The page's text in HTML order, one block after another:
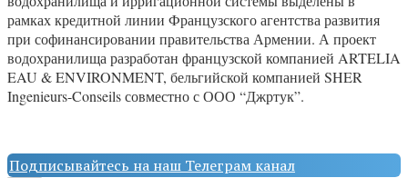
рамках кредитной линии Французского агентства развития
при софинансировании правительства Армении. А проект
водохранилища разработан французской компанией ARTELIA
EAU & ENVIRONMENT, бельгийской компанией SHER
Ingenieurs-Conseils совместно с ООО “Джртук”.
Подписывайтесь на наш Телеграм канал